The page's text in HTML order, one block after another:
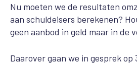
Nu moeten we de resultaten
aan schuldeisers berekenen?
geen aanbod in geld maar in de
Daarover gaan we in gesprek op